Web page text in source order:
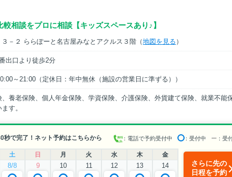
相談をプロに相談【キッズスペースあり♪】
－２ ららぽーと名古屋みなとアクルス３階（地図を見る ）
出口より徒歩2分
～21:00（定休日：年中無休（施設の営業日に準ずる））
養老保険、個人年金保険、学資保険、介護保険、外貨建て保険、就業不能保
す。
秒で完了！ネット予約はこちらから ：電話で予約受付中 ：受付中 ー ：受
土 日 月 火 水 木 金
8/8 9 10 11 12 13 14
さらに先の
日程を予約